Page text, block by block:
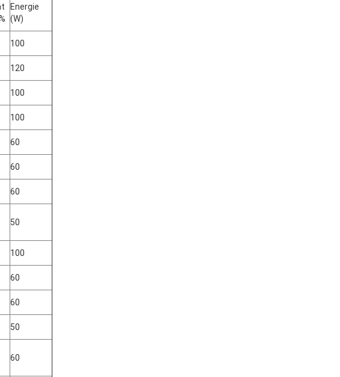
Energie
(W)
100
120
100
100
60
60
60
50
100
60
60
50
60